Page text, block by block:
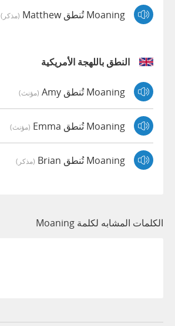
Moaning تُنطق Matthew (مذكر)
النطق باللهجة الأمريكية
Moaning تُنطق Amy (مؤنث)
Moaning تُنطق Emma (مؤنث)
Moaning تُنطق Brian (مذكر)
الكلمات المشابه لكلمة Moaning